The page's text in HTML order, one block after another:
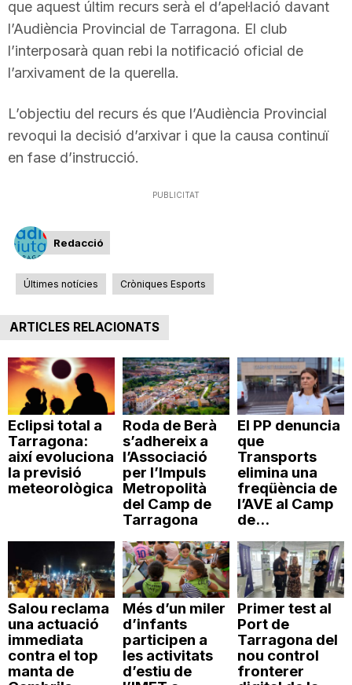
a
que aquest últim recurs serà el d’apel·lació davant
l’Audiència Provincial de Tarragona. El club
l’interposarà quan rebi la notificació oficial de
l’arxivament de la querella.
L’objectiu del recurs és que l’Audiència Provincial
revoqui la decisió d’arxivar i que la causa continuï
en fase d’instrucció.
PUBLICITAT
Redacció
Últimes notícies Cròniques Esports
ARTICLES RELACIONATS
Eclipsi total a
Tarragona:
així evoluciona
la previsió
meteorològica
Roda de Berà
s’adhereix a
l’Associació
per l’Impuls
Metropolità
del Camp de
Tarragona
El PP denuncia
que
Transports
elimina una
freqüència de
l’AVE al Camp
de...
Salou reclama
una actuació
immediata
contra el top
manta de
Més d’un miler
d’infants
participen a
les activitats
d’estiu de
Primer test al
Port de
Tarragona del
nou control
fronterer